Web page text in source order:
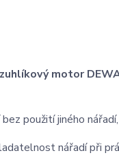
motor
použití jiného nářadí,
nářadí při